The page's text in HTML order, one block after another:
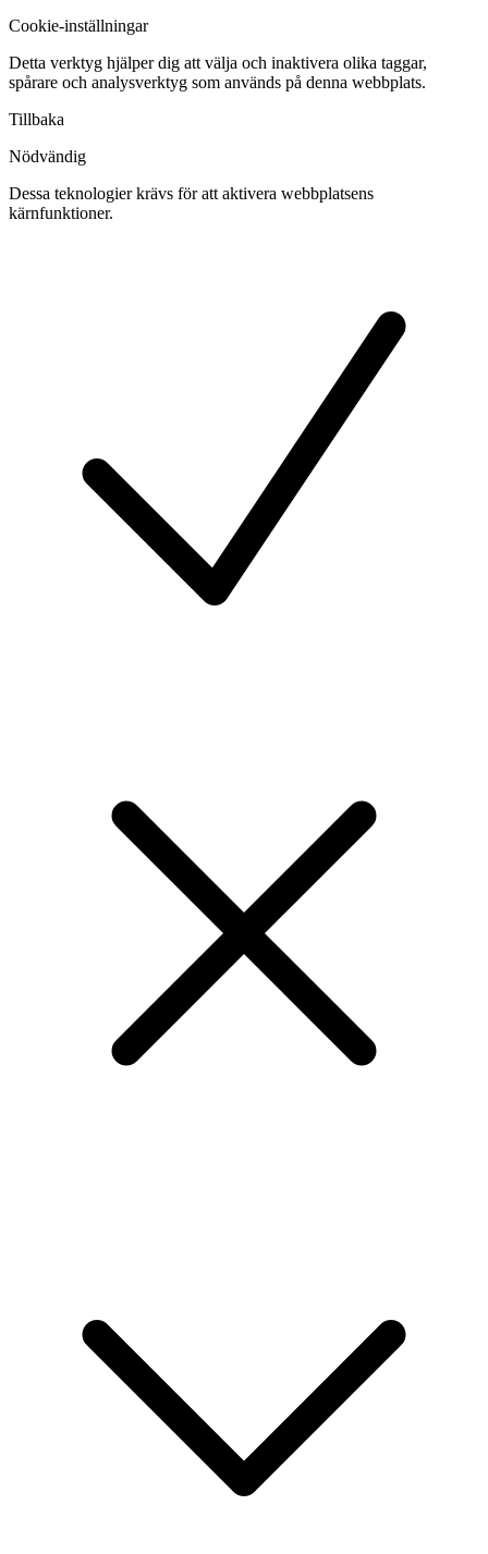
Cookie-inställningar
Detta verktyg hjälper dig att välja och inaktivera olika taggar,
spårare och analysverktyg som används på denna webbplats.
Tillbaka
Nödvändig
Dessa teknologier krävs för att aktivera webbplatsens
kärnfunktioner.